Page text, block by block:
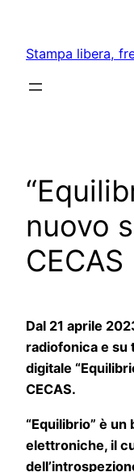
content
Stampa libera,
nuovo
CECAS
Dal 21 aprile
radiofonica e su
digitale
CECAS.
“Equilibrio” è
elettroniche, il